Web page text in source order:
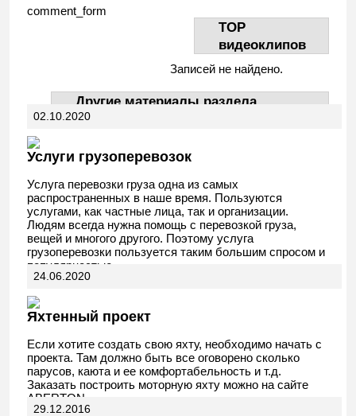
comment_form
TOP
видеоклипов
Записей не найдено.
Другие материалы раздела
АвтоДела
02.10.2020
Услуги грузоперевозок
Услуга перевозки груза одна из самых
распространенных в наше время. Пользуются
услугами, как частные лица, так и организации.
Людям всегда нужна помощь с перевозкой груза,
вещей и многого другого. Поэтому услуга
грузоперевозки пользуется таким большим спросом и
популярностью.
24.06.2020
Яхтенный проект
Если хотите создать свою яхту, необходимо начать с
проекта. Там должно быть все оговорено сколько
парусов, каюта и ее комфортабельность и т.д.
Заказать построить моторную яхту можно на сайте
ABERTON.
29.12.2016